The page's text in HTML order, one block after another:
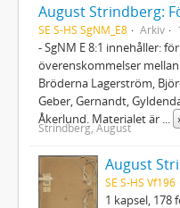
SE S-HS SgNM_E8 Arkiv
- SgNM E 8:1 innehåller:
överenskommelser
Bröderna Lagerström,
Geber, Gernandt,
Åkerlund. Materialet är
Strindberg, August
August
SE S-HS Vf196
1 kapsel,